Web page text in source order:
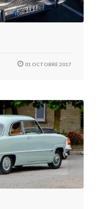
01 OCTOBRE 2017